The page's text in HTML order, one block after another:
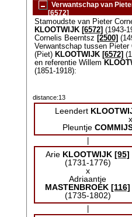
Verwantschap van
[6572]
Stamoudste van Pieter
KLOOTWIJK [6572] (1943-
Cornelis Beerntsz [2500]
Verwantschap tussen Pieter
(Piet) KLOOTWIJK [6572]
en referentie Willem
(1851-1918):
distance:13
Leendert
x
Pleuntje
Arie KLOOTWIJK [95]
(1731-1776)
x
Adriaantje
MASTENBROEK [116]
(1735-1802)